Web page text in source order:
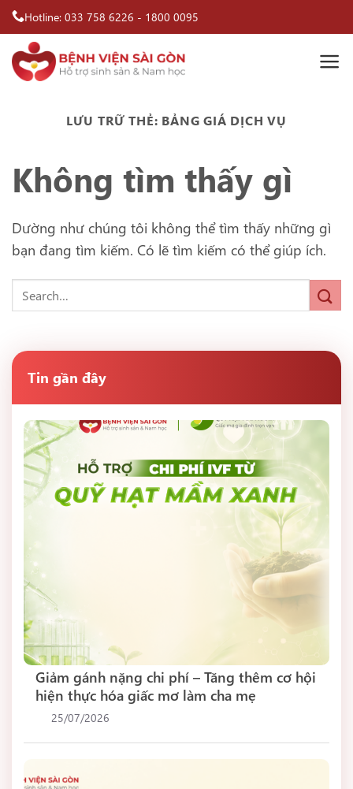
Bỏ
nội
dung
Hotline: 033 758 6226 - 1800 0095
LƯU TRỮ THẺ: BẢNG GIÁ DỊCH VỤ
Không tìm thấy gì
Dường như chúng tôi không thể tìm thấy những gì
bạn đang tìm kiếm. Có lẽ tìm kiếm có thể giúp ích.
Tin gần đây
Giảm gánh nặng chi phí – Tăng thêm cơ hội
hiện thực hóa giấc mơ làm cha mẹ
25/07/2026